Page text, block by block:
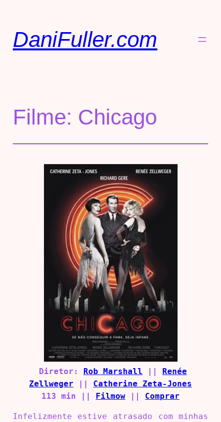
DaniFuller.com
Filme: Chicago
Diretor: Rob Marshall
Renée
Zellweger
Catherine Zeta-Jones
113 min ||
Filmow Comprar
Infelizmente estive atrasado com minhas